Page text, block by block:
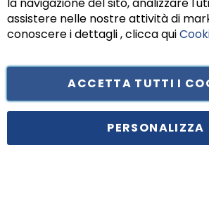
Principe di Piemonte 199, cap. 80026 Casoria
assistere nelle nostre attività di
conoscere i dettagli , clicca qui
ACCETTA TUTTI I
PERSONALIZZA